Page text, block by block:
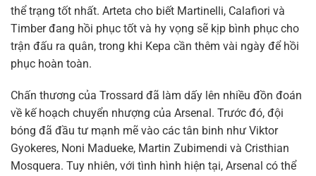
thể trạng tốt nhất. Arteta cho biết Martinelli, Calafiori và
Timber đang hồi phục tốt và hy vọng sẽ kịp bình phục cho
trận đấu ra quân, trong khi Kepa cần thêm vài ngày để hồi
phục hoàn toàn.
Chấn thương của Trossard đã làm dấy lên nhiều đồn đoán
về kế hoạch chuyển nhượng của Arsenal. Trước đó, đội
bóng đã đầu tư mạnh mẽ vào các tân binh như Viktor
Gyokeres, Noni Madueke, Martin Zubimendi và Cristhian
Mosquera. Tuy nhiên, với tình hình hiện tại, Arsenal có thể